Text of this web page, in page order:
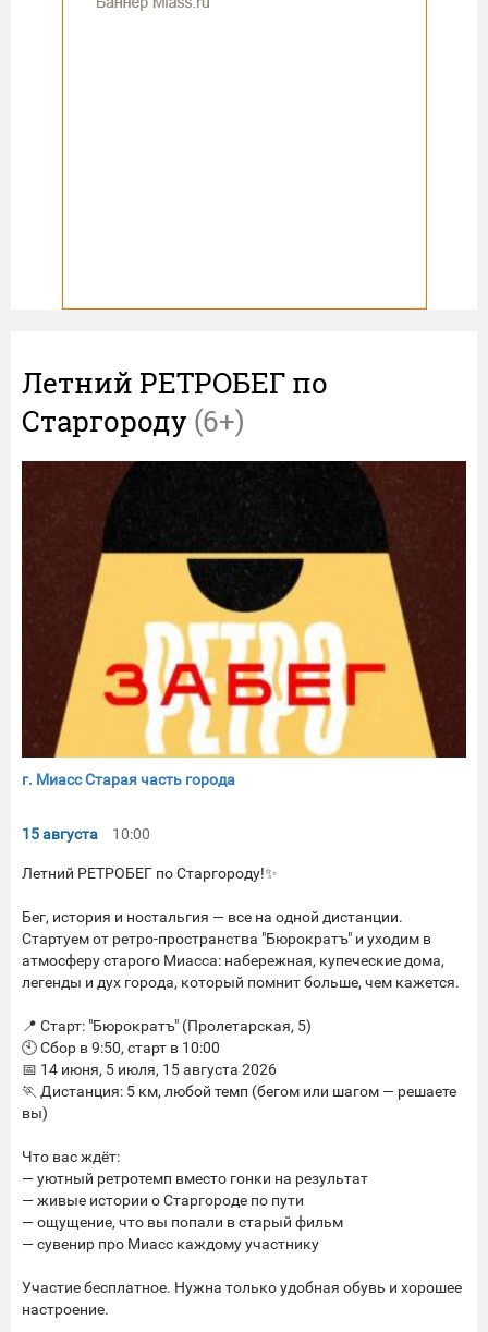
Летний РЕТРОБЕГ по
Старгороду (6+)
г. Миасс Старая часть города
15 августа 10:00
Летний РЕТРОБЕГ по Старгороду!✨
Бег, история и ностальгия — все на одной дистанции.
Стартуем от ретро-пространства "Бюрократъ" и уходим в
атмосферу старого Миасса: набережная, купеческие дома,
легенды и дух города, который помнит больше, чем кажется.
📍 Старт: "Бюрократъ" (Пролетарская, 5)
🕙 Сбор в 9:50, старт в 10:00
📅 14 июня, 5 июля, 15 августа 2026
🏃 Дистанция: 5 км, любой темп (бегом или шагом — решаете
вы)
Что вас ждёт:
— уютный ретротемп вместо гонки на результат
— живые истории о Старгороде по пути
— ощущение, что вы попали в старый фильм
— сувенир про Миасс каждому участнику
Участие бесплатное. Нужна только удобная обувь и хорошее
настроение.